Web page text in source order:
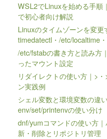
WSL2でLinuxを始める手順
で初心者向け解説
Linuxのタイムゾーンを変更
timedatectl・/etc/localtime
/etc/fstabの書き方と読み方
ったマウント設定
リダイレクトの使い方｜>
ン実践例
シェル変数と環境変数の違
env/set/printenvの使い分け
dnf/yumコマンドの使い方
新・削除とリポジトリ管理